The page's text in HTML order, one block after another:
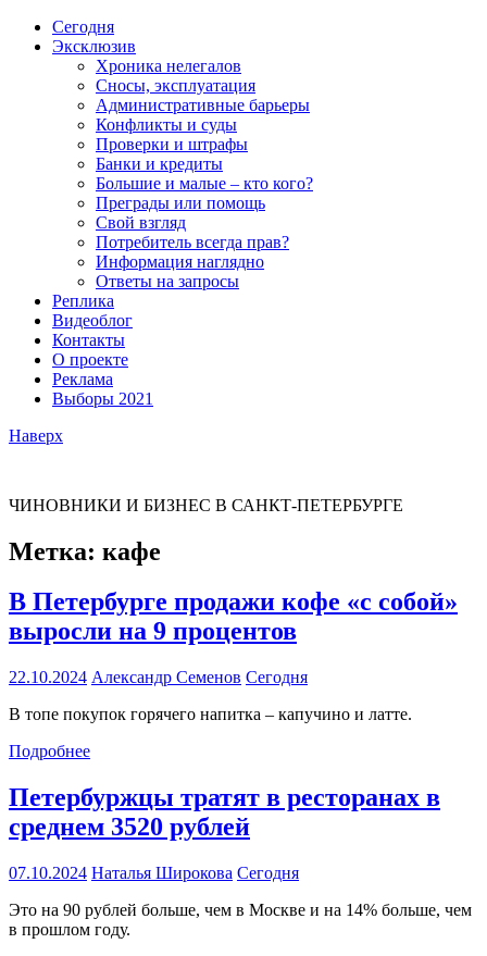
Сегодня
Эксклюзив
Хроника нелегалов
Сносы, эксплуатация
Административные барьеры
Конфликты и суды
Проверки и штрафы
Банки и кредиты
Большие и малые – кто кого?
Преграды или помощь
Свой взгляд
Потребитель всегда прав?
Информация наглядно
Ответы на запросы
Реплика
Видеоблог
Контакты
О проекте
Реклама
Выборы 2021
Наверх
ЧИНОВНИКИ И БИЗНЕС В САНКТ-ПЕТЕРБУРГЕ
Метка: кафе
В Петербурге продажи кофе «с собой»
выросли на 9 процентов
22.10.2024 Александр Семенов Сегодня
В топе покупок горячего напитка – капучино и латте.
Подробнее
Петербуржцы тратят в ресторанах в
среднем 3520 рублей
07.10.2024 Наталья Широкова Сегодня
Это на 90 рублей больше, чем в Москве и на 14% больше, чем
в прошлом году.